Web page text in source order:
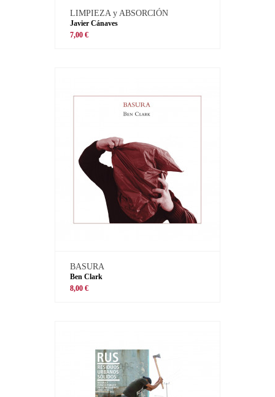
LIMPIEZA y ABSORCIÓN
Javier Cánaves
7,00 €
BASURA
Ben Clark
8,00 €